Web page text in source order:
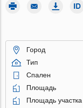
Город
Тип
Спален
Площадь
Площадь участка